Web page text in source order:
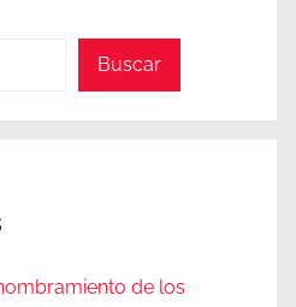
Buscar
de los